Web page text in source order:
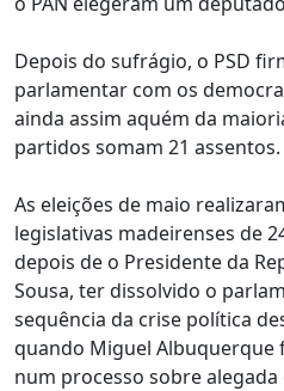
Depois do sufrágio, o PSD
parlamentar com os
ainda assim aquém da
partidos somam 21 assentos.
As eleições de maio
legislativas madeirenses de
depois de o Presidente da
Sousa, ter dissolvido o
sequência da crise política
quando Miguel
num processo sobre